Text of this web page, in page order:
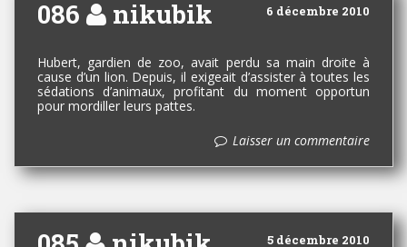
086 6 décembre 2010
nikubik
Hubert, gardien de zoo, avait perdu sa main droite à
cause d’un lion. Depuis, il exigeait d’assister à toutes les
sédations d’animaux, profitant du moment opportun
pour mordiller leurs pattes.
Laisser un commentaire
5 décembre 2010